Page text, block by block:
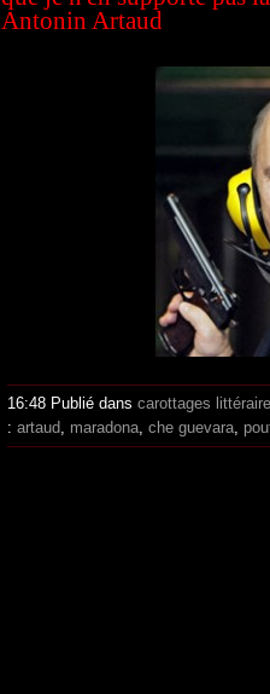
Antonin Artaud
16:48 Publié dans carottages
: artaud, maradona, che guevara,